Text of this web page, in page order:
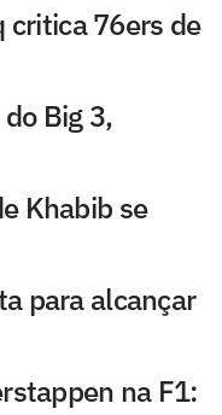
critica 76ers de
Big 3,
Khabib se
para alcançar
na F1: